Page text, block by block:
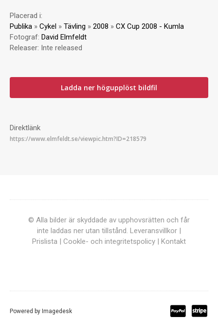
Placerad i:
Publika » Cykel » Tävling » 2008 » CX Cup 2008 - Kumla
Fotograf: David Elmfeldt
Releaser: Inte released
Ladda ner högupplöst bildfil
Direktlänk
© Alla bilder är skyddade av upphovsrätten och får
inte laddas ner utan tillstånd. Leveransvillkor |
Prislista | Cookle- och integritetspolicy | Kontakt
Powered by Imagedesk